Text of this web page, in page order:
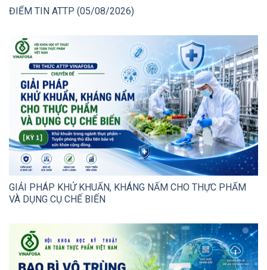
ĐIỂM TIN ATTP (05/08/2026)
GIẢI PHÁP KHỬ KHUẨN, KHÁNG NẤM CHO THỰC PHẨM
VÀ DỤNG CỤ CHẾ BIẾN